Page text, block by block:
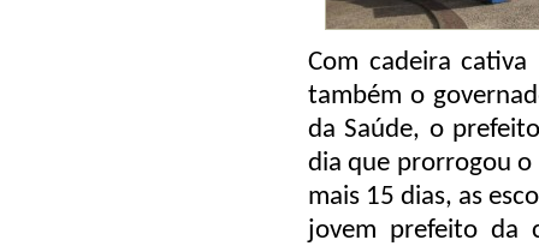
Com cadeira
também o
da Saúde, o
dia que prorrogou
mais 15 dias, as
jovem prefeito da